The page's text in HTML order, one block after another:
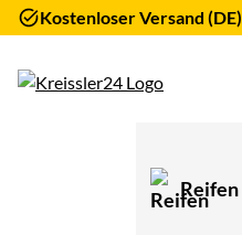
Kostenloser Versand (DE)
Reifen